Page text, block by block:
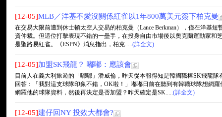
[12-05]MLB／洋基不愛沒關係紅雀以1年800萬美元簽下柏克曼
在交易大限前遭到休士頓太空人交易的柏克曼（Lance Berkman），僅在洋基
資仲裁。但這位打擊表現不錯的一壘手，在投身自由市場後以奧克蘭運動家和
是聖路易紅雀。《ESPN》消息指出，柏克.....(詳全文)
[12-05]加盟SK飛龍？ 嘟嘟：應該會
目前人在義大利旅遊的「嘟嘟」潘威倫，昨天從本報得知是韓國職棒SK飛龍
回答：「我對這支球隊印象不錯，OK啦！」嘟嘟日前在聽到有韓職球隊想網
網羅他的球隊資料，然後再決定是否加盟？昨天確定是SK.....(詳全文)
[12-05]建仔回NY 投效大都會?